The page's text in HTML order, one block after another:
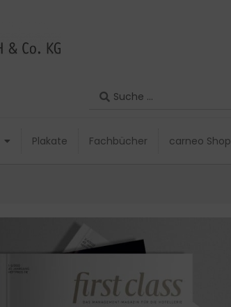
Search
Plakate Fachbücher carneo Shop
Search
Plakate Fachbücher carneo Shop